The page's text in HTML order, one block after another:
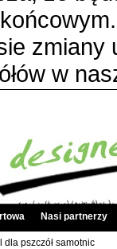
zmiany
w
Nasi partnerzy
dla pszczół samotnic